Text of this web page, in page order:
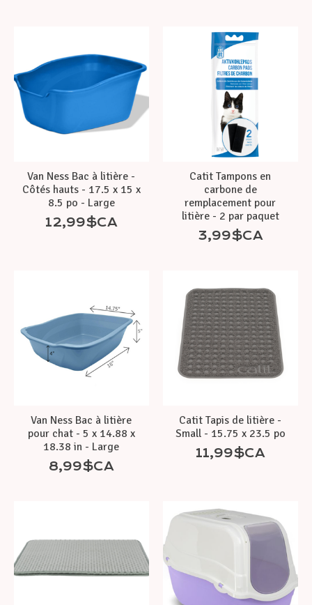
Van Ness Bac à litière -
Côtés hauts - 17.5 x 15 x
8.5 po - Large
12,99$CA
Catit Tampons en
carbone de
remplacement pour
litière - 2 par paquet
3,99$CA
Van Ness Bac à litière
pour chat - 5 x 14.88 x
18.38 in - Large
8,99$CA
Catit Tapis de litière -
Small - 15.75 x 23.5 po
11,99$CA